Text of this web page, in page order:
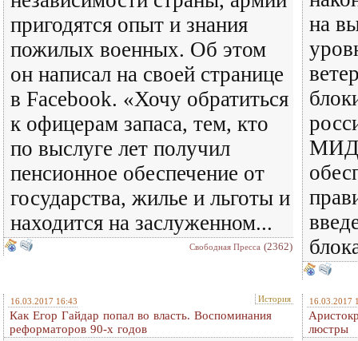
пригодятся опыт и знания
пожилых военных. Об этом
он написал на своей странице
в Facebook. «Хочу обратиться
к офицерам запаса, тем, кто
по выслуге лет получил
пенсионное обеспечение от
государства, жилье и льготы и
находится на заслуженном...
Свободная Пресса (2362)
на
МИД
16.03.2017 16:43 История
Как Егор Гайдар попал во власть. Воспоминания
реформаторов 90-х годов
16.03.2017
люстры